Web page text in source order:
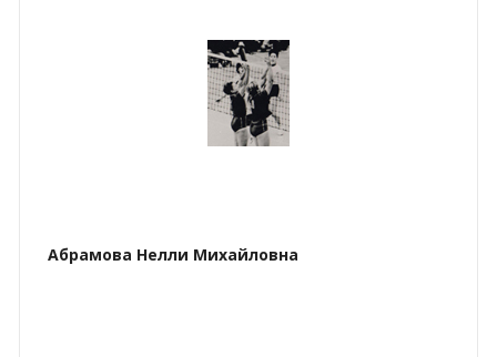
Абрамова Нелли Михайловна